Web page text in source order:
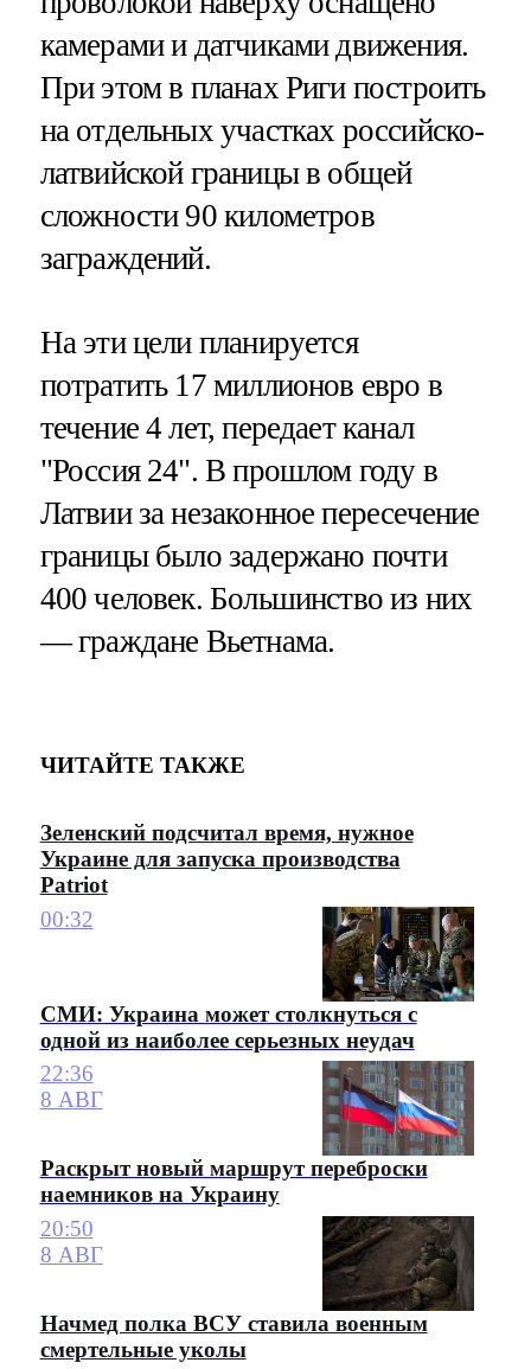
камерами и датчиками движения.
При этом в планах Риги построить
на отдельных участках российско-
латвийской границы в общей
сложности 90 километров
заграждений.
На эти цели планируется
потратить 17 миллионов евро в
течение 4 лет, передает канал
"Россия 24". В прошлом году в
Латвии за незаконное пересечение
границы было задержано почти
400 человек. Большинство из них
— граждане Вьетнама.
ЧИТАЙТЕ ТАКЖЕ
Зеленский подсчитал время, нужное
Украине для запуска производства
Patriot
00:32
СМИ: Украина может столкнуться с
одной из наиболее серьезных неудач
22:36
8 АВГ
Раскрыт новый маршрут переброски
наемников на Украину
20:50
8 АВГ
Начмед полка ВСУ ставила военным
смертельные уколы